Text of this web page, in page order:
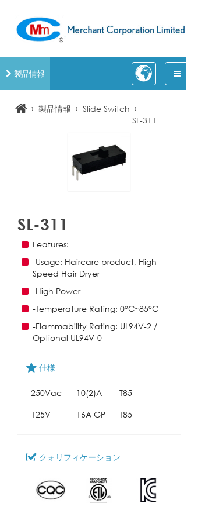
製品情報
› 製品情報 › Slide Switch ›
SL-311
SL-311
Features:
-Usage: Haircare product, High
Speed Hair Dryer
-High Power
-Temperature Rating: 0°C~85°C
-Flammability Rating: UL94V-2 /
Optional UL94V-0
仕様
250Vac 10(2)A
T85
125V
16A GP T85
クォリフィケーション